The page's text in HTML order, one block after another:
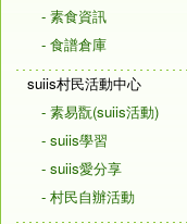
- 素食資訊
- 食譜倉庫
suiis村民活動中心
- 素易翫(suiis活動)
- suiis學習
- suiis愛分享
- 村民自辦活動